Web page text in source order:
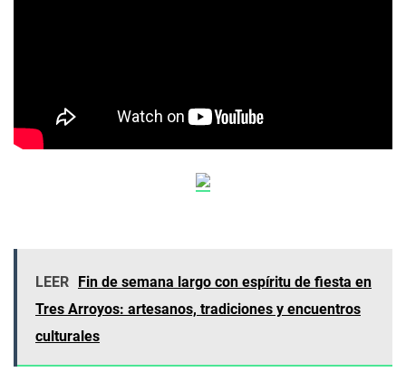
LEER
Fin de semana largo con espíritu de fiesta en
Tres Arroyos: artesanos, tradiciones y encuentros
culturales